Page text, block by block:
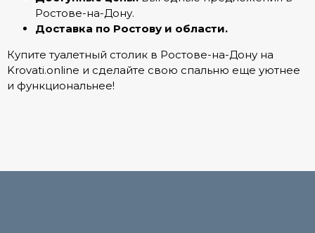
Ростове-на-Дону.
Доставка по Ростову и области.
Купите туалетный столик в Ростове-на-Дону на
Krovati.online и сделайте свою спальню еще уютнее
и функциональнее!